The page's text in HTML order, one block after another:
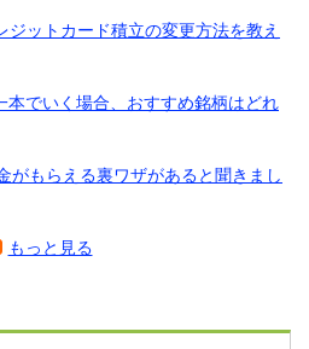
ジットカード積立の変更方法を教え
本でいく場合、おすすめ銘柄はどれ
がもらえる裏ワザがあると聞きまし
もっと見る